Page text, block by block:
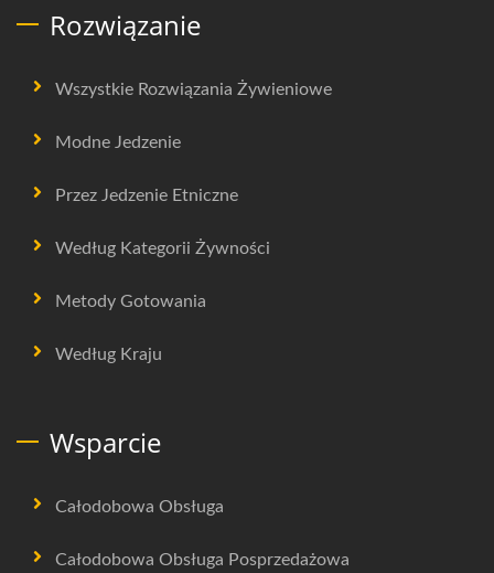
Rozwiązanie
Wszystkie Rozwiązania Żywieniowe
Modne Jedzenie
Przez Jedzenie Etniczne
Według Kategorii Żywności
Metody Gotowania
Według Kraju
Wsparcie
Całodobowa Obsługa
Całodobowa Obsługa Posprzedażowa